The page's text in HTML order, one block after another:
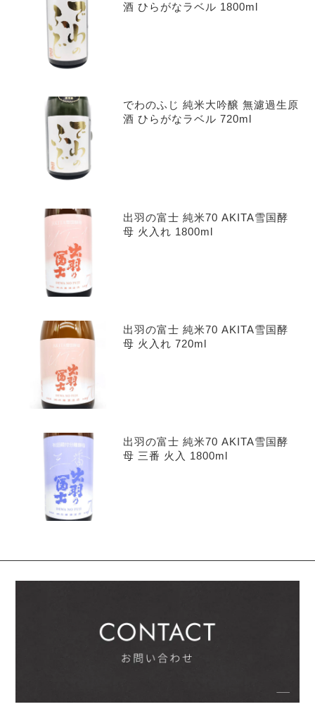
酒 ひらがなラベル 1800ml
でわのふじ 純米大吟醸 無濾過生原
酒 ひらがなラベル 720ml
出羽の富士 純米70 AKITA雪国酵
母 火入れ 1800ml
出羽の富士 純米70 AKITA雪国酵
母 火入れ 720ml
出羽の富士 純米70 AKITA雪国酵
母 三番 火入 1800ml